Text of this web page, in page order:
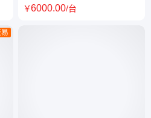
机 804水旱两用旋耕机 强压强
￥6000.00/台